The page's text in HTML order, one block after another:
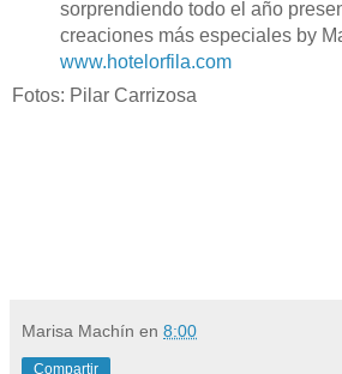
sorprendiendo todo el año
creaciones más especiales by
www.hotelorfila.com
Fotos: Pilar Carrizosa
Marisa Machín en 8:00
Compartir